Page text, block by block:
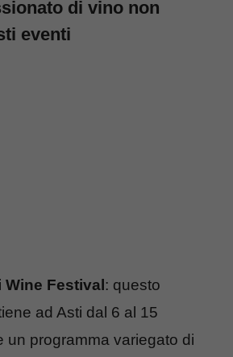
di vino non
eventi
Wine Festival: questo
ad Asti dal 6 al 15
un programma variegato di